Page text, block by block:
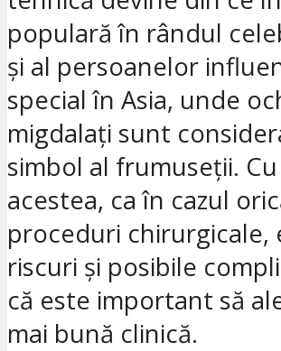
populară în rândul
și al persoanelor
special în Asia, unde
migdalați sunt
simbol al frumuseții.
acestea, ca în cazul
proceduri chirurgicale,
riscuri și posibile
că este important să
mai bună clinică.